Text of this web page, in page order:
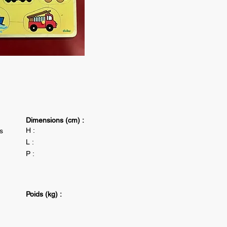
Dimensions (cm) :
H :
L :
P :
Poids (kg) :